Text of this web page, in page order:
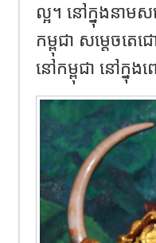
ល្អ។ នៅក្នុងនាមស
កម្ពុជា សម្តេចត
នៅកម្ពុជា នៅក្